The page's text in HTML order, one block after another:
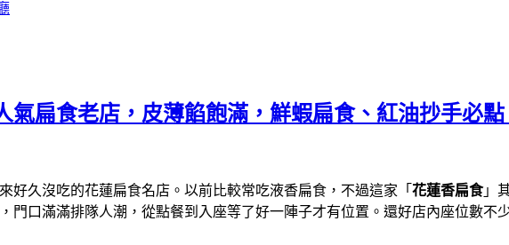
氣扁食老店，皮薄餡飽滿，鮮蝦扁食、紅油抄手必點
好久沒吃的花蓮扁食名店。以前比較常吃液香扁食，不過這家「 花蓮香扁食」
門口滿滿排隊人潮，從點餐到入座等了好一陣子才有位置。還好店內座位數